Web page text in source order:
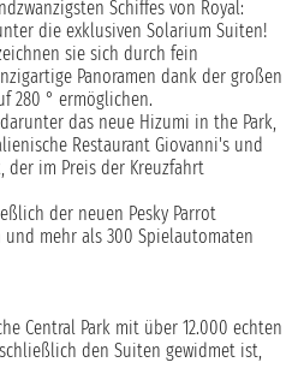
Schiffes von Royal:
die exklusiven Solarium Suiten!
sie sich durch fein
Panoramen dank der großen
280 ° ermöglichen.
das neue Hizumi in the Park,
Restaurant Giovanni's und
der im Preis der Kreuzfahrt
der neuen Pesky Parrot
mehr als 300 Spielautomaten
Central Park mit über 12.000 echten
den Suiten gewidmet ist,